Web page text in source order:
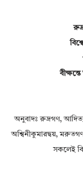
অনুবাদঃ রুদ্রগণ,
অশ্বিনীকুমারদ্বয়,
সকলেই